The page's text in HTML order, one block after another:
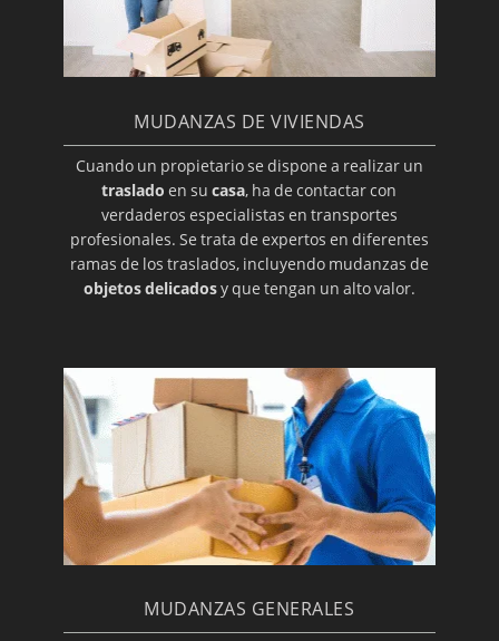
MUDANZAS DE VIVIENDAS
Cuando un propietario se dispone a realizar un
traslado en sucasa, ha de contactar con
verdaderos especialistas en transportes
profesionales. Se trata de expertos en diferentes
ramas de los traslados, incluyendo mudanzas de
objetos delicadosy que tengan un alto valor.
MUDANZAS GENERALES